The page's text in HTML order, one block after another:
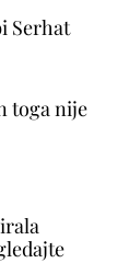
Serhat
toga nije